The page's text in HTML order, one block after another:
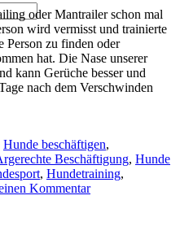
oder Mantrailer schon mal
wird vermisst und trainierte
Person zu finden oder
hat. Die Nase unserer
kann Gerüche besser und
nach dem Verschwinden
Hunde beschäftigen,
Beschäftigung, Hunde
, Hundetraining,
Kommentar